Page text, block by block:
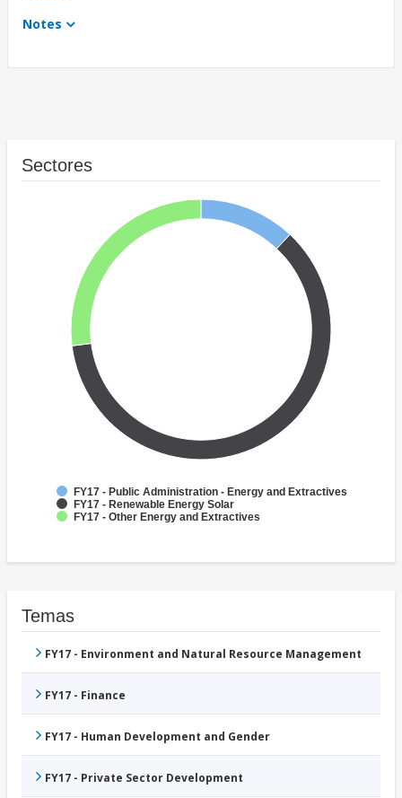
Notes
Sectores
FY17 - Public Administration - Energy and Extractives
FY17 - Renewable Energy Solar
FY17 - Other Energy and Extractives
Temas
FY17 - Environment and Natural Resource Management
FY17 - Finance
FY17 - Human Development and Gender
FY17 - Private Sector Development